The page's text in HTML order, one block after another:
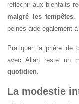
réfléchir aux bienfaits
malgré les tempêtes
peines aide également
Pratiquer la prière de
avec Allah reste un
quotidien
La modestie